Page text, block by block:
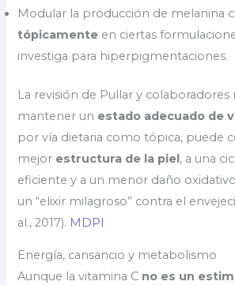
Modular la producción de melanina
tópicamente en ciertas
investiga para hiperpigmentaciones.
La revisión de Pullar y colaboradores
mantener un estado adecuado de
por vía dietaria como tópica, puede
mejor estructura de la piel, a una
eficiente y a un menor daño
un “elixir milagroso” contra el
al., 2017). MDPI
Energía, cansancio y metabolismo
Aunque la vitamina C no es un